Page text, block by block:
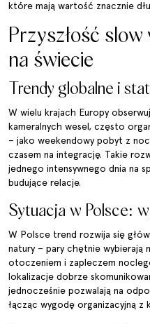
które mają wartość znacznie
Przyszłość
na świecie
Trendy globalne i
W wielu krajach Europy
kameralnych wesel, często
– jako weekendowy pobyt z
czasem na integrację. Takie
jednego intensywnego dnia na
budujące relacje.
Sytuacja w Polsce:
W Polsce trend rozwija się
natury – pary chętnie wybierają
otoczeniem i zapleczem
lokalizacje dobrze
jednocześnie pozwalają na
łącząc wygodę organizacyjną z